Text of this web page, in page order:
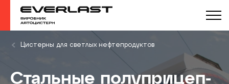
Цистерны для светлых нефтепродуктов
Стальные полуприцеп-